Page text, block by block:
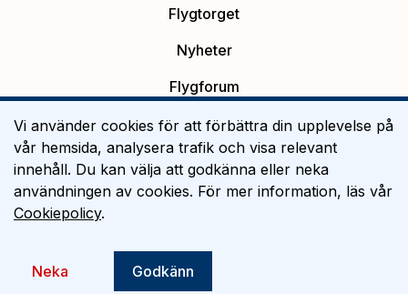
Flygtorget
Nyheter
Flygforum
Platsannonser
Flygutbildning
Om Flygtorget
Vi använder cookies för att förbättra din upplevelse på
vår hemsida, analysera trafik och visa relevant
innehåll. Du kan välja att godkänna eller neka
användningen av cookies. För mer information, läs vår
Cookiepolicy.
Neka Godkänn